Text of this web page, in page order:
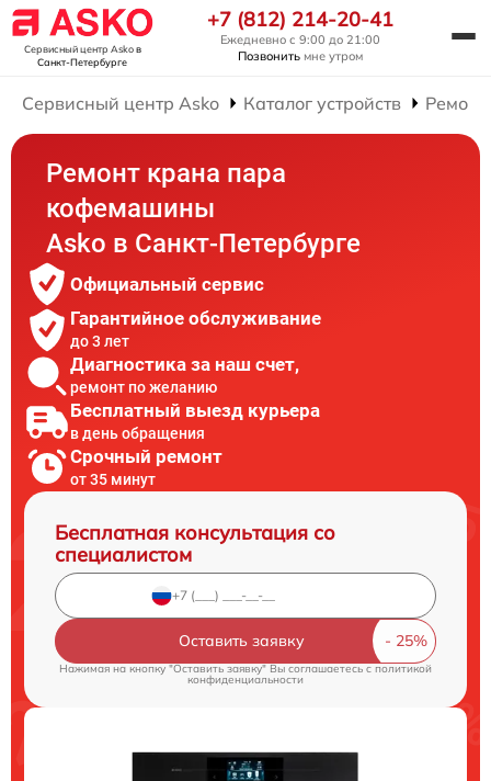
Сервисный центр Askoв
Санкт-Петербурге
+7 (812) 214-20-41
Ежедневно с 9:00 до 21:00
Позвонить мне утром
Сервисный центр Asko Каталог устройств
Ремонт крана пара
кофемашины
Asko в Санкт-Петербурге
Официальный сервис
Гарантийное обслуживание
до 3 лет
Диагностика за наш счет,
ремонт по желанию
Бесплатный выезд курьера
в день обращения
Срочный ремонт
от 35 минут
Бесплатная консультация со
специалистом
Оставить заявку
Нажимая на кнопку "Оставить заявку" Вы соглашаетесь cполитикой
конфиденциальности